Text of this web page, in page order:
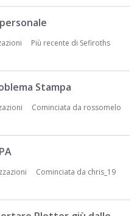
Più recente di Sefiroths
Stampa
Cominciata da rossomelo
Cominciata da chris_19